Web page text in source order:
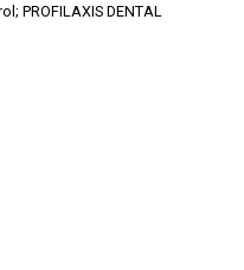
PROFILAXIS DENTAL